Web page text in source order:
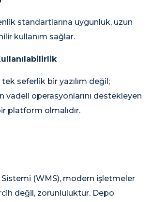
standartlarına uygunluk, uzun
kullanım sağlar.
seferlik bir yazılım değil;
vadeli operasyonlarını destekleyen
platform olmalıdır.
(WMS), modern işletmeler
değil, zorunluluktur. Depo